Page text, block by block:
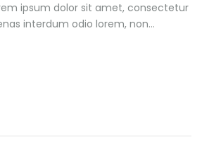
ipsum dolor sit amet, consectetur
interdum odio lorem, non...